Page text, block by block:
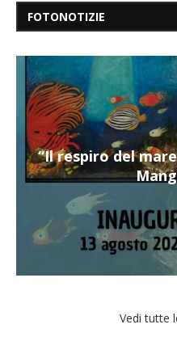
FOTONOTIZIE
“Il respiro del
Vedi tutte